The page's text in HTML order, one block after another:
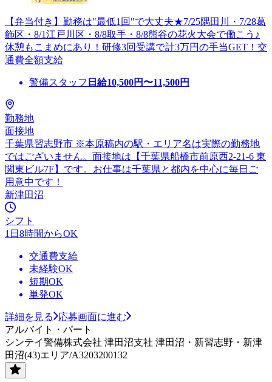
【弁当付き】勤務は"最低1回"で大丈夫★7/25隅田川・7/28葛
飾区・8/1江戸川区・8/8取手・8/8熊谷の花火大会で働こう♪
休憩もこまめにあり！研修3回受講で計3万円の手当GET！交
通費全額支給
警備スタッフ 日給10,500円〜11,500円
勤務地
面接地
千葉県習志野市 ※本原稿内の駅・エリア名は実際の勤務地
ではございません。面接地は【千葉県船橋市前原西2-21-6 東
関東ビル7F】です。お仕事は千葉県と都内を中心に毎日ご
用意中です！
新津田沼
シフト
1日8時間からOK
交通費支給
未経験OK
短期OK
単発OK
詳細を見る
応募画面に進む
アルバイト・パート
シンテイ警備株式会社 津田沼支社 津田沼・新習志野・新津
田沼(43)エリア/A3203200132